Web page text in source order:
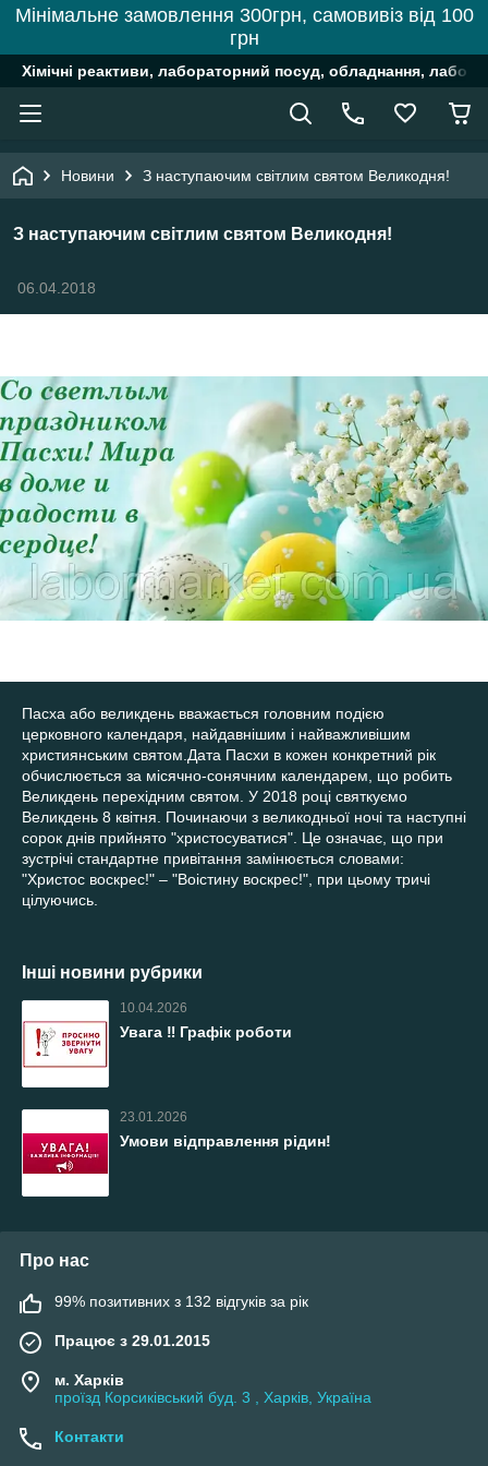
Мінімальне замовлення 300грн, самовивіз від 100
грн
Хімічні реактиви, лабораторний посуд, обладнання,
Новини З наступаючим світлим святом Великодня!
З наступаючим світлим святом Великодня!
06.04.2018
Пасха або великдень вважається головним подією
церковного календаря, найдавнішим і найважливішим
християнським святом.Дата Пасхи в кожен конкретний рік
обчислюється за місячно-сонячним календарем, що робить
Великдень перехідним святом. У 2018 році святкуємо
Великдень 8 квітня. Починаючи з великодньої ночі та наступні
сорок днів прийнято "христосуватися". Це означає, що при
зустрічі стандартне привітання замінюється словами:
"Христос воскрес!" – "Воістину воскрес!", при цьому тричі
цілуючись.
Інші новини рубрики
10.04.2026
Увага ‼️ Графік роботи
23.01.2026
Умови відправлення рідин!
Про нас
99% позитивних з 132 відгуків за рік
Працює з 29.01.2015
м. Харків
проїзд Корсиківський буд. 3 , Харків, Україна
Контакти